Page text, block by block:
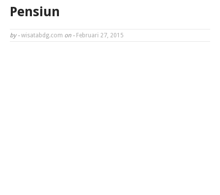
Pensiun
by - wisatabdg.com on - Februari 27, 2015